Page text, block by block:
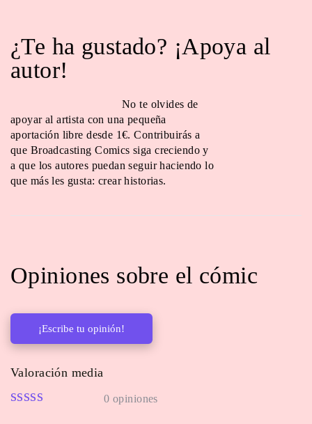
¿Te ha gustado? ¡Apoya al
autor!
No te olvides de
apoyar al artista con una pequeña
aportación libre desde 1€. Contribuirás a
que Broadcasting Comics siga creciendo y
a que los autores puedan seguir haciendo lo
que más les gusta: crear historias.
Opiniones sobre el cómic
¡Escribe tu opinión!
Valoración media
0 opiniones